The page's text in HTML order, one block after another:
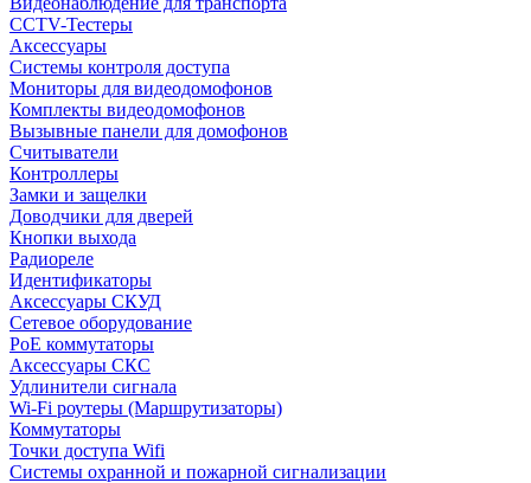
CCTV-Тестеры
Аксессуары
Системы контроля доступа
Мониторы для видеодомофонов
Комплекты видеодомофонов
Вызывные панели для домофонов
Считыватели
Контроллеры
Замки и защелки
Доводчики для дверей
Кнопки выхода
Радиореле
Идентификаторы
Аксессуары СКУД
Сетевое оборудование
PoE коммутаторы
Аксессуары СКС
Удлинители сигнала
Wi-Fi роутеры (Маршрутизаторы)
Коммутаторы
Точки доступа Wifi
Системы охранной и пожарной сигнализации